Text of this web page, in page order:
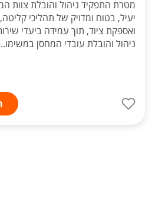
מטרת התפקיד ניהול והובלת צוות
יעיל, בטוח ומדויק של תהליכי
ואספקת ציוד, תוך עמידה ביעדי
ניהול והובלת עובדי המחסן